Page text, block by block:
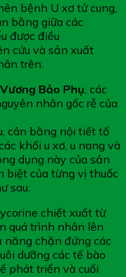
bệnh U xơ tử cung,
bằng giữa các
được điều
cứu và sản xuất
trên.
Vương Bảo Phụ, các
nhân gốc rễ của
cân bằng nội tiết tố
khối u xơ, u nang và
dụng này của sản
biệt của từng vị thuốc
sau:
chiết xuất từ
quá trình nhân lên
năng chặn đứng các
dưỡng các tế bào
phát triển và cuối